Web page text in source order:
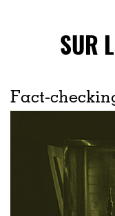
SUR
Fact-